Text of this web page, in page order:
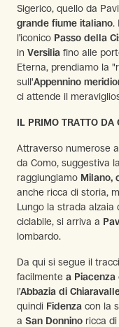
Sigerico, quello da
grande fiume italiano.
l’iconico Passo della
in Versilia fino alle
Eterna, prendiamo la
sull'Appennino
ci attende il
IL PRIMO TRATTO DA
Attraverso numerose
da Como, suggestiva
raggiungiamo Milano,
anche ricca di storia,
Lungo la strada alzaia
ciclabile, si arriva a
lombardo.
Da qui si segue il
facilmente a Piacenza
l’Abbazia di
quindi Fidenza con la
a San Donnino ricca